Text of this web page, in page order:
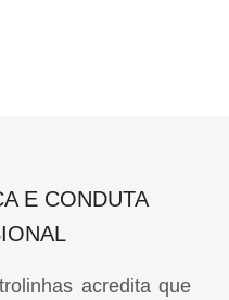
E CONDUTA
acredita que